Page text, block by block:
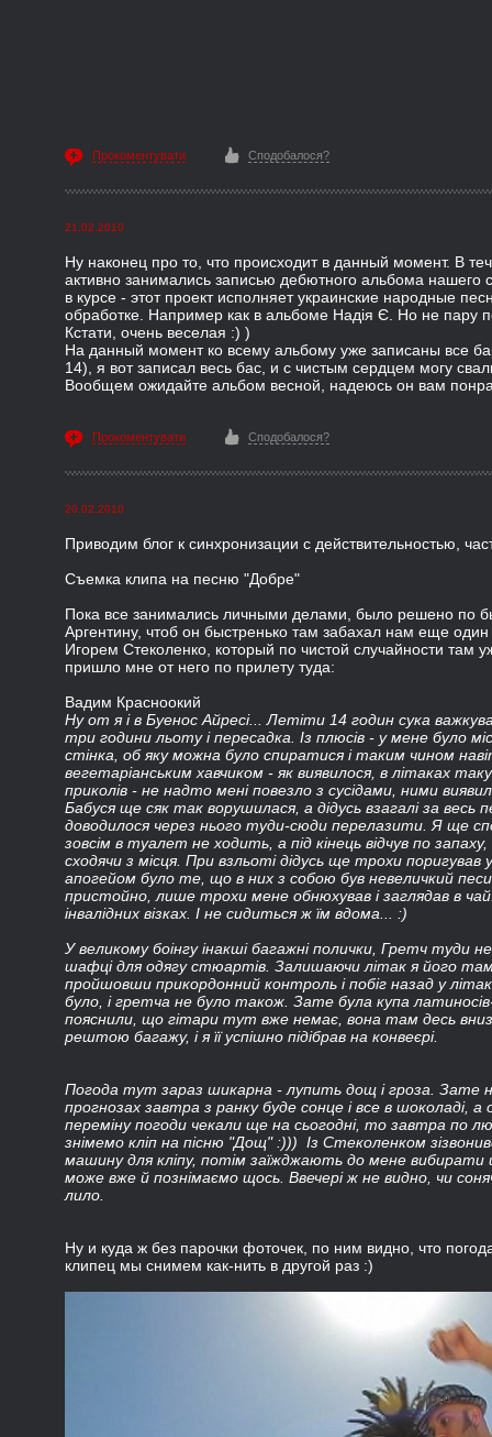
Прокоментувати Сподобалося?
21.02.2010
Ну наконец про то, что происходит в данный момент. В
активно занимались записью дебютного альбома нашего
в курсе - этот проект исполняет украинские народные
обработке. Например как в альбоме Надія Є. Но не пару
Кстати, очень веселая :) )
На данный момент ко всему альбому уже записаны все
14), я вот записал весь бас, и с чистым сердцем могу
Вообщем ожидайте альбом весной, надеюсь он вам
Прокоментувати Сподобалося?
20.02.2010
Приводим блог к синхронизации с действительностью,
Съемка клипа на песню "Добре"
Пока все занимались личными делами, было решено по
Аргентину, чтоб он быстренько там забахал нам еще
Игорем Стеколенко, который по чистой случайности
пришло мне от него по прилету туда:
Вадим Красноокий
Ну от я і в Буенос Айресі... Летіти 14 годин сука
три години льоту і пересадка. Із плюсів - у мене було
стінка, об яку можна було спиратися і таким чином
вегетаріанським хавчиком - як виявилося, в літаках
приколів - не надто мені повезло з сусідами, ними
Бабуся ще сяк так ворушилася, а дідусь взагалі за весь
доводилося через нього туди-сюди перелазити. Я ще
зовсім в туалет не ходить, а під кінець відчув по
сходячи з місця. При взльоті дідусь ще трохи
апогейом було те, що в них з собою був невеличкий
пристойно, лише трохи мене обнюхував і заглядав в
інвалідних візках. І не сидиться ж їм вдома... :)
У великому боінгу інакші багажні полички, Гретч туди
шафці для одягу стюартів. Залишаючи літак я його
пройшовши прикордонний контроль і побіг назад у
було, і гретча не було також. Зате була купа
пояснили, що гітари тут вже немає, вона там десь
рештою багажу, і я її успішно підібрав на конвеєрі.
Погода тут зараз шикарна - лупить дощ і гроза. Зате
прогнозах завтра з ранку буде сонце і все в шоколаді, а
переміну погоди чекали ще на сьогодні, то завтра по
знімемо кліп на пісню "Дощ" :))) Із Стеколенком
машину для кліпу, потім заїжджають до мене вибирати
може вже й познімаємо щось. Ввечері ж не видно, чи
лило.
Ну и куда ж без парочки фоточек, по ним видно, что
клипец мы снимем как-нить в другой раз :)